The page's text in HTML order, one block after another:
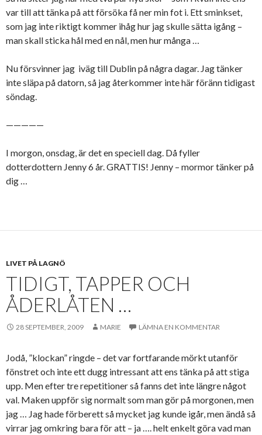
var till att tänka på att försöka få ner min fot i. Ett sminkset,
som jag inte riktigt kommer ihåg hur jag skulle sätta igång –
man skall sticka hål med en nål, men hur många …
Nu försvinner jag iväg till Dublin på några dagar. Jag tänker
inte släpa på datorn, så jag återkommer inte här föränn tidigast
söndag.
—————
I morgon, onsdag, är det en speciell dag. Då fyller
dotterdottern Jenny 6 år. GRATTIS! Jenny – mormor tänker på
dig …
LIVET PÅ LAGNÖ
TIDIGT, TAPPER OCH
ÅDERLÅTEN …
28 SEPTEMBER, 2009 MARIE LÄMNA EN KOMMENTAR
Jodå, ”klockan” ringde – det var fortfarande mörkt utanför
fönstret och inte ett dugg intressant att ens tänka på att stiga
upp. Men efter tre repetitioner så fanns det inte längre något
val. Maken uppför sig normalt som man gör på morgonen, men
jag … Jag hade förberett så mycket jag kunde igår, men ändå så
virrar jag omkring bara för att – ja …. helt enkelt göra vad man